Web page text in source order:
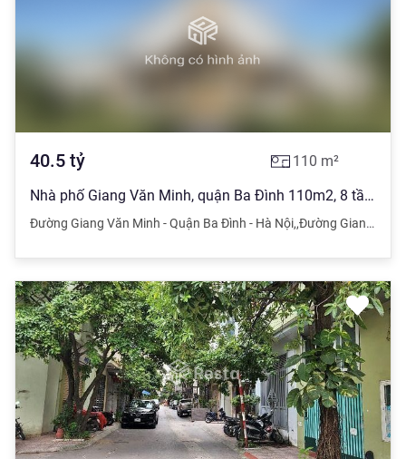
40.5 tỷ 110 m²
Nhà phố Giang Văn Minh, quận Ba Đình 110m2, 8 tầng thang máy, ô tô tải tránh nhau, kinh doanh!!!
Đường Giang Văn Minh - Quận Ba Đình - Hà Nội,,Đường Giang Văn Minh - Quận Ba Đình - Hà Nội